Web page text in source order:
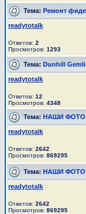
Тема: Ремонт
readytotalk
Ответов: 2
Просмотров: 1293
Тема: Dunhill
readytotalk
Ответов: 12
Просмотров: 4348
Тема: НАШИ ФОТО -
readytotalk
Ответов: 2642
Просмотров: 869295
Тема: НАШИ ФОТО -
readytotalk
Ответов: 2642
Просмотров: 869295